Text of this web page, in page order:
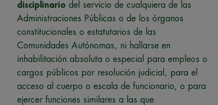
disciplinario del servicio de cualquiera de las
Administraciones Públicas o de los órganos
constitucionales o estatutarios de las
Comunidades Autónomas, ni hallarse en
inhabilitación absoluta o especial para empleos o
cargos públicos por resolución judicial, para el
acceso al cuerpo o escala de funcionario, o para
ejercer funciones similares a las que